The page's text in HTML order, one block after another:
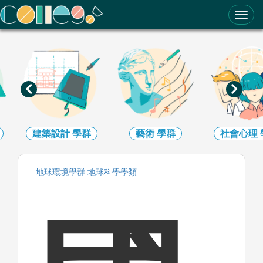
ColleGo! 大學選才與高中育才輔助系統
建築設計學群 藝術 學群 社會心理
地球環境學群 地球科學學類